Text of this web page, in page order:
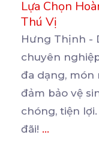
Lựa Chọn
Thú Vị
Hưng Thịnh -
chuyên
đa dạng, món
đảm bảo vệ
chóng, tiện
đãi! ...